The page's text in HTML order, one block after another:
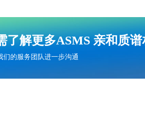
了解更多ASMS 亲和质
们的服务团队进一步沟通